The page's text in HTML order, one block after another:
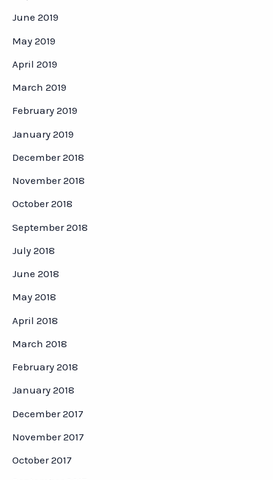
June 2019
May 2019
April 2019
March 2019
February 2019
January 2019
December 2018
November 2018
October 2018
September 2018
July 2018
June 2018
May 2018
April 2018
March 2018
February 2018
January 2018
December 2017
November 2017
October 2017